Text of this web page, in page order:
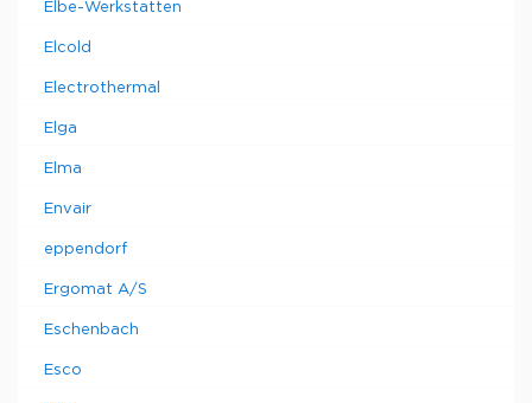
Elbe-Werkstatten
Elcold
Electrothermal
Elga
Elma
Envair
eppendorf
Ergomat A/S
Eschenbach
Esco